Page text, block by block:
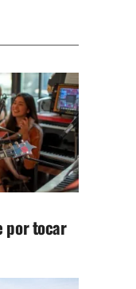
por tocar